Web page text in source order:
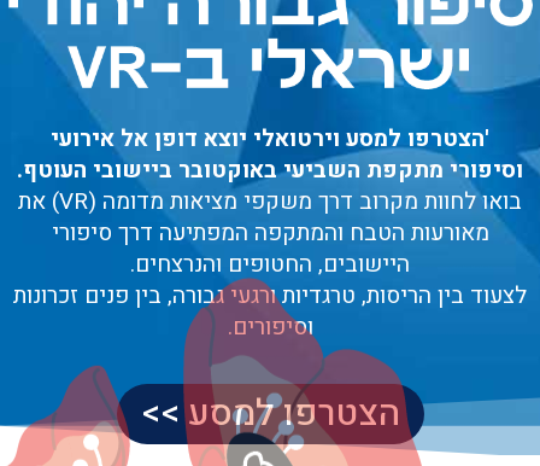
'הצטרפו למסע וירטואלי יוצא דופן אל אירועי
וסיפורי מתקפת השביעי באוקטובר ביישובי העוטף.
בואו לחוות מקרוב דרך משקפי מציאות מדומה (VR) את
מאורעות הטבח והמתקפה המפתיעה דרך סיפורי
היישובים, החטופים והנרצחים.
לצעוד בין הריסות, טרגדיות ורגעי גבורה, בין פנים זכרונות
וסיפורים.
הצטרפו למסע >>